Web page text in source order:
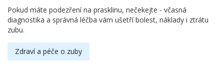
Pokud máte podezření na prasklinu, nečekejte - včasná
diagnostika a správná léčba vám ušetří bolest, náklady i ztrátu
zubu.
Zdraví a péče o zuby